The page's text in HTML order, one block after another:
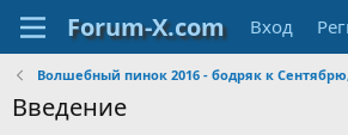
Вход
Волшебный пинок 2016 - бодряк к
Введение